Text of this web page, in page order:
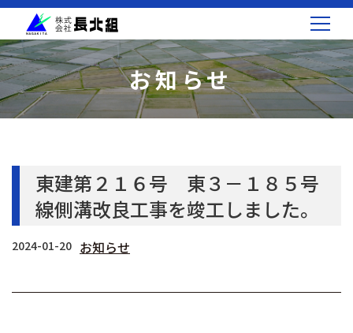
お知らせ
東建第２１６号 東３－１８５号
線側溝改良工事を竣工しました。
2024-01-20 お知らせ